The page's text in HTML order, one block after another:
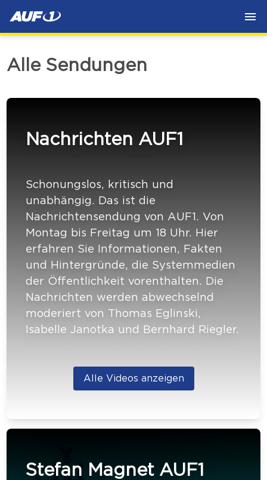
Alle Sendungen
Nachrichten AUF1
Schonungslos, kritisch und
unabhängig. Das ist die
Nachrichtensendung von AUF1. Von
Montag bis Freitag um 18 Uhr. Hier
erfahren Sie Informationen, Fakten
und Hintergründe, die Systemmedien
der Öffentlichkeit vorenthalten. Die
Nachrichten werden abwechselnd
moderiert von Thomas Eglinski,
Isabelle Janotka und Bernhard Riegler.
Alle Videos anzeigen
Stefan Magnet AUF1